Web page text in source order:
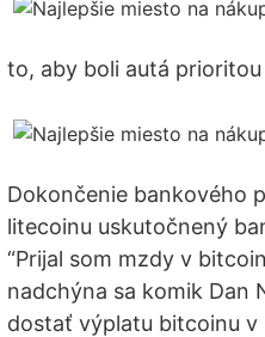
to, aby boli autá prioritou
Dokončenie bankového
litecoinu uskutočnený
“Prijal som mzdy v
nadchýna sa komik Dan
dostať výplatu bitcoinu